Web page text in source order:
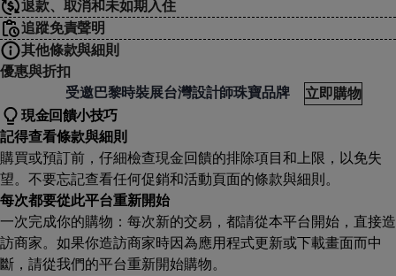
退款、取消和未如期入住
追蹤免責聲明
其他條款與細則
優惠與折扣
受邀巴黎時裝展台灣設計師珠寶品牌
立即購物
現金回饋小技巧
記得查看條款與細則
購買或預訂前，仔細檢查現金回饋的排除項目和上限，以免失
望。不要忘記查看任何促銷和活動頁面的條款與細則。
每次都要從此平台重新開始
一次完成你的購物：每次新的交易，都請從本平台開始，直接造
訪商家。如果你造訪商家時因為應用程式更新或下載畫面而中
斷，請從我們的平台重新開始購物。